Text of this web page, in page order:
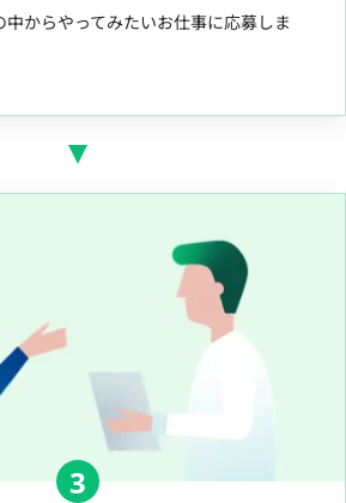
からやってみたいお仕事に応募しま
3